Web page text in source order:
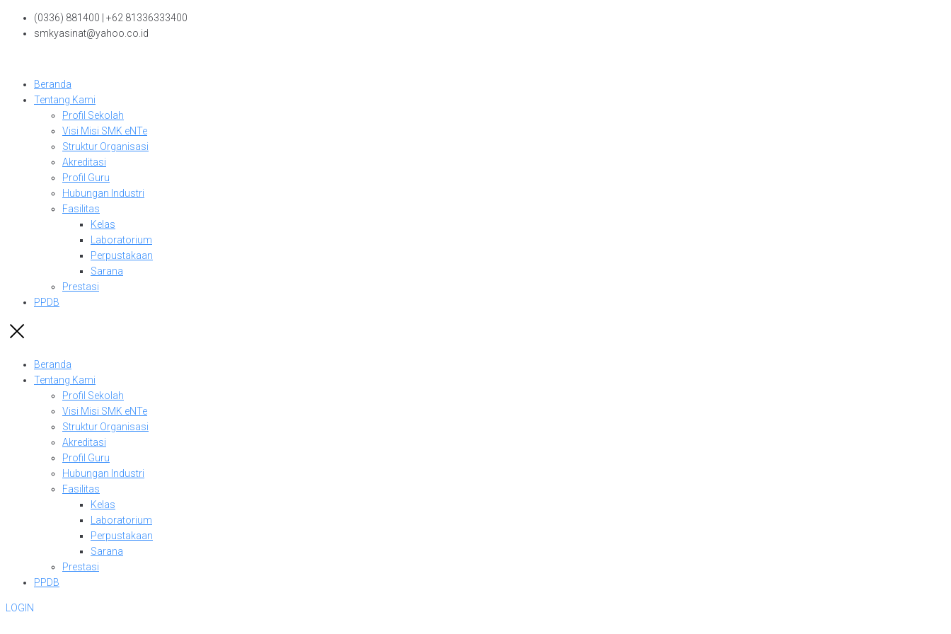
Skip
(0336) 881400 | +62 81336333400
smkyasinat@yahoo.co.id
Beranda
Tentang Kami
Profil Sekolah
Visi Misi SMK eNTe
Struktur Organisasi
Akreditasi
Profil Guru
Hubungan Industri
Fasilitas
Kelas
Laboratorium
Perpustakaan
Sarana
Prestasi
PPDB
Beranda
Tentang Kami
Profil Sekolah
Visi Misi SMK eNTe
Struktur Organisasi
Akreditasi
Profil Guru
Hubungan Industri
Fasilitas
Kelas
Laboratorium
Perpustakaan
Sarana
Prestasi
PPDB
LOGIN